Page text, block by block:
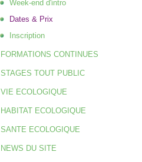
Week-end d'intro
Dates & Prix
Inscription
FORMATIONS CONTINUES
STAGES TOUT PUBLIC
VIE ECOLOGIQUE
HABITAT ECOLOGIQUE
SANTE ECOLOGIQUE
NEWS DU SITE